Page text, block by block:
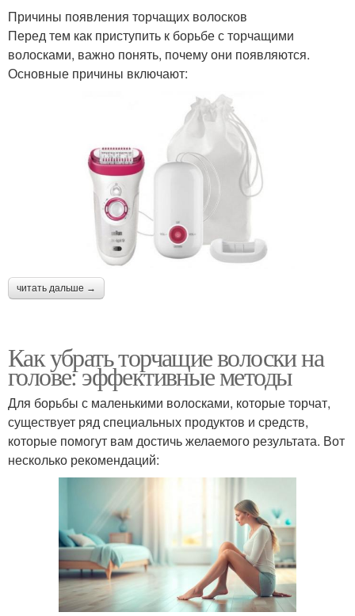
Причины появления торчащих волосков
Перед тем как приступить к борьбе с торчащими
волосками, важно понять, почему они появляются.
Основные причины включают:
читать дальше →
Как убрать торчащие волоски на
голове: эффективные методы
Для борьбы с маленькими волосками, которые торчат,
существует ряд специальных продуктов и средств,
которые помогут вам достичь желаемого результата. Вот
несколько рекомендаций: